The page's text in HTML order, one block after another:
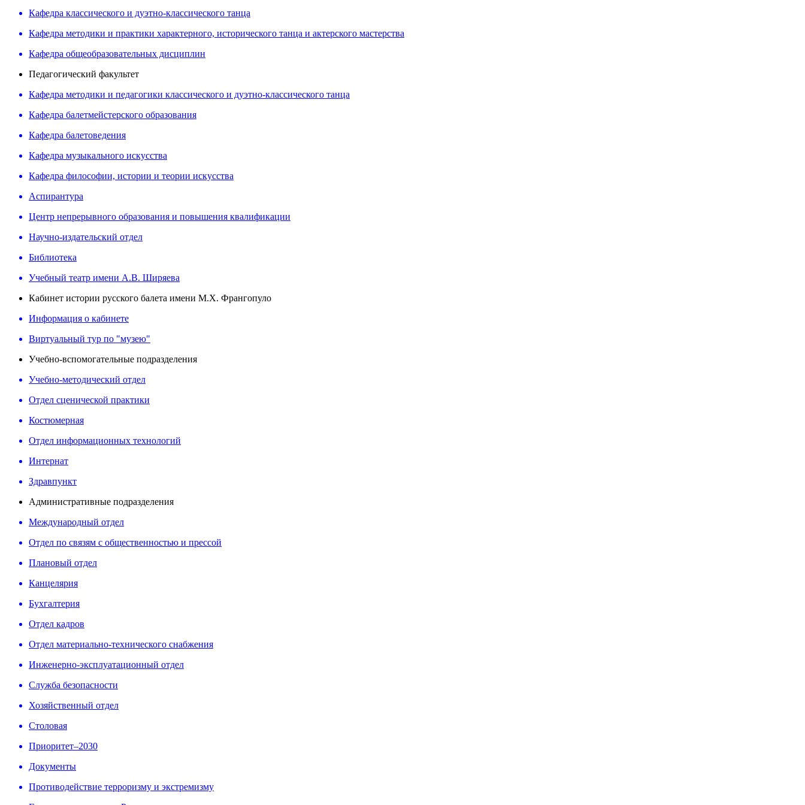
Кафедра классического и дуэтно-классического танца
Кафедра методики и практики характерного, исторического танца и актерского мастерства
Кафедра общеобразовательных дисциплин
Педагогический факультет
Кафедра методики и педагогики классического и дуэтно-классического танца
Кафедра балетмейстерского образования
Кафедра балетоведения
Кафедра музыкального искусства
Кафедра философии, истории и теории искусства
Аспирантура
Центр непрерывного образования и повышения квалификации
Научно-издательский отдел
Библиотека
Учебный театр имени А.В. Ширяева
Кабинет истории русского балета имени М.Х. Франгопуло
Информация о кабинете
Виртуальный тур по "музею"
Учебно-вспомогательные подразделения
Учебно-методический отдел
Отдел сценической практики
Костюмерная
Отдел информационных технологий
Интернат
Здравпункт
Административные подразделения
Международный отдел
Отдел по связям с общественностью и прессой
Плановый отдел
Канцелярия
Бухгалтерия
Отдел кадров
Отдел материально-технического снабжения
Инженерно-эксплуатационный отдел
Cлужба безопасности
Хозяйственный отдел
Столовая
Приоритет–2030
Документы
Противодействие терроризму и экстремизму